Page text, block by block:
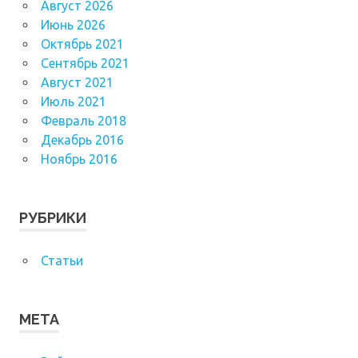
Август 2026
Июнь 2026
Октябрь 2021
Сентябрь 2021
Август 2021
Июль 2021
Февраль 2018
Декабрь 2016
Ноябрь 2016
РУБРИКИ
Статьи
МЕТА